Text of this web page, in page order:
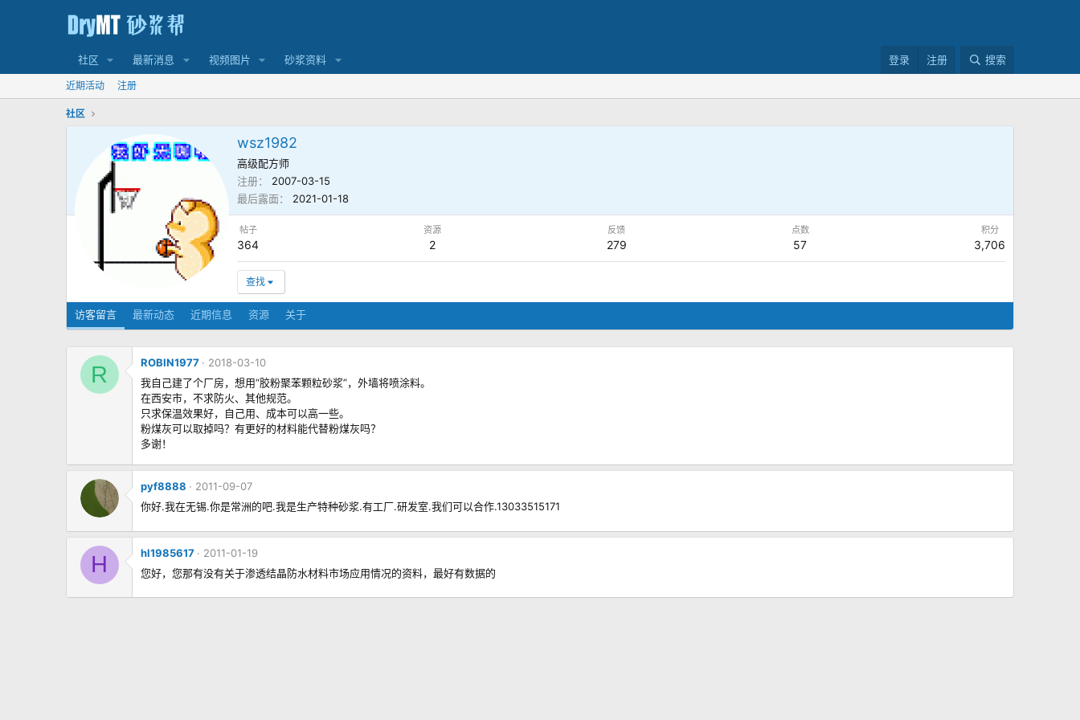
社区 最新消息 视频图片 砂浆资料 登录 注册 搜索
近期活动 注册
社区
wsz1982
高级配方师
注册
2007-03-15
最后露面
2021-01-18
帖子
364
资源
2
反馈
279
点数
57
积分
3,706
查找
访客留言 最新动态 近期信息 资源 关于
R ROBIN1977
2018-03-10
我自己建了个厂房，想用“胶粉聚苯颗粒砂浆”，外墙将喷涂料。
在西安市，不求防火、其他规范。
只求保温效果好，自己用、成本可以高一些。
粉煤灰可以取掉吗？有更好的材料能代替粉煤灰吗？
多谢！
pyf8888
2011-09-07
你好.我在无锡.你是常洲的吧.我是生产特种砂浆.有工厂.研发室.我们可以合作.13033515171
H hl1985617
2011-01-19
您好，您那有没有关于渗透结晶防水材料市场应用情况的资料，最好有数据的